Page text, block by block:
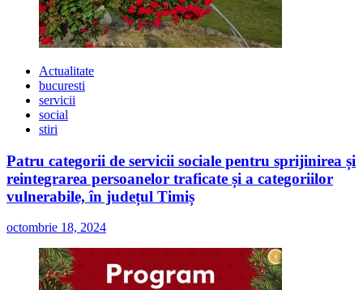
Actualitate
bucuresti
servicii
social
stiri
Patru categorii de servicii sociale pentru sprijinirea și
reintegrarea persoanelor traficate și a categoriilor
vulnerabile, în județul Timiș
octombrie 18, 2024